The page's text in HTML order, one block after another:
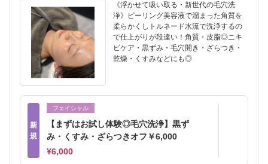
《浮かせて吸い取る・新世代の毛穴洗
浄》ピーリング美容液で溜まった角質を
柔らかくしトルネード水流で洗浄するの
で仕上がりが段違い！角質・皮脂◎ニキ
ビケア・黒ずみ・毛穴開き・ざらつき・
乾燥・くすみなどにも◎
新
規
フェイシャル
【まずはお試し体験◎毛穴洗浄】黒ず
み・くすみ・ざらつきオフ￥6,000
¥6,000